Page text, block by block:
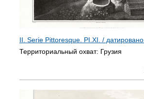
II. Serie Pittoresque. PI.XI. / датировано
Территориальный охват: Грузия